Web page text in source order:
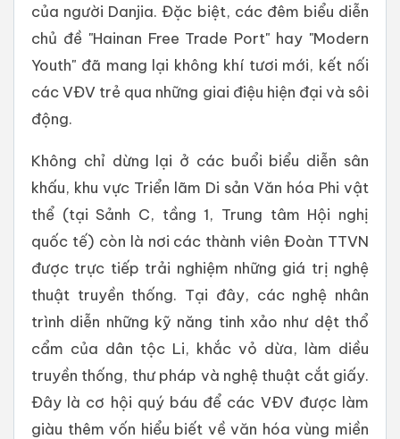
của người Danjia. Đặc biệt, các đêm biểu diễn
chủ đề "Hainan Free Trade Port" hay "Modern
Youth" đã mang lại không khí tươi mới, kết nối
các VĐV trẻ qua những giai điệu hiện đại và sôi
động.
Không chỉ dừng lại ở các buổi biểu diễn sân
khấu, khu vực Triển lãm Di sản Văn hóa Phi vật
thể (tại Sảnh C, tầng 1, Trung tâm Hội nghị
quốc tế) còn là nơi các thành viên Đoàn TTVN
được trực tiếp trải nghiệm những giá trị nghệ
thuật truyền thống. Tại đây, các nghệ nhân
trình diễn những kỹ năng tinh xảo như dệt thổ
cẩm của dân tộc Li, khắc vỏ dừa, làm diều
truyền thống, thư pháp và nghệ thuật cắt giấy.
Đây là cơ hội quý báu để các VĐV được làm
giàu thêm vốn hiểu biết về văn hóa vùng miền